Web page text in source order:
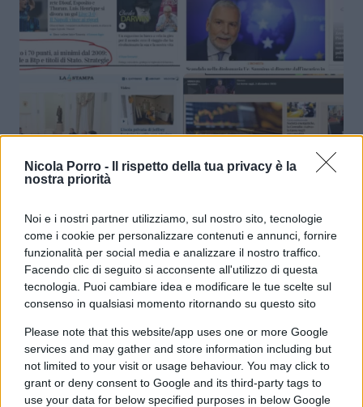
Nicola Porro -
Il rispetto della tua privacy è la
nostra priorità
Noi e i nostri partner utilizziamo, sul nostro sito, tecnologie
come i cookie per personalizzare contenuti e annunci, fornire
funzionalità per social media e analizzare il nostro traffico.
Facendo clic di seguito si acconsente all'utilizzo di questa
tecnologia. Puoi cambiare idea e modificare le tue scelte sul
consenso in qualsiasi momento ritornando su questo sito
Please note that this website/app uses one or more Google
services and may gather and store information including but
not limited to your visit or usage behaviour. You may click to
grant or deny consent to Google and its third-party tags to
use your data for below specified purposes in below Google
Spread ai minimi dal 2009 ma
(quasi) nessuno se ne accorge
diEnrico Foscarini
3 Dicembre 2025, 22:39
4.7k